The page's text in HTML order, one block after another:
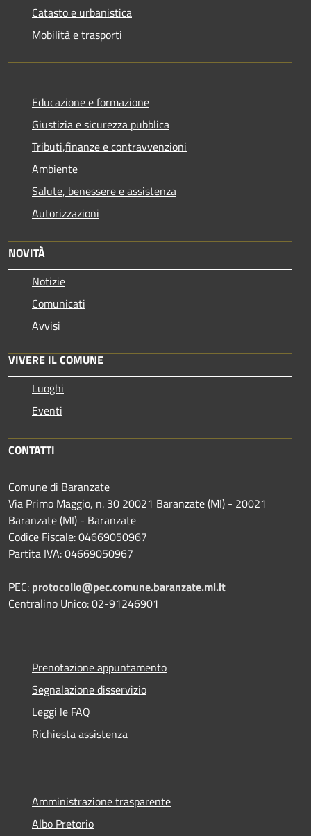
Catasto e urbanistica
Mobilità e trasporti
Educazione e formazione
Giustizia e sicurezza pubblica
Tributi,finanze e contravvenzioni
Ambiente
Salute, benessere e assistenza
Autorizzazioni
NOVITÀ
Notizie
Comunicati
Avvisi
VIVERE IL COMUNE
Luoghi
Eventi
CONTATTI
Comune di Baranzate
Via Primo Maggio, n. 30 20021 Baranzate (MI) - 20021
Baranzate (MI) - Baranzate
Codice Fiscale: 04669050967
Partita IVA: 04669050967
PEC: protocollo@pec.comune.baranzate.mi.it
Centralino Unico: 02-91246901
Prenotazione appuntamento
Segnalazione disservizio
Leggi le FAQ
Richiesta assistenza
Amministrazione trasparente
Albo Pretorio